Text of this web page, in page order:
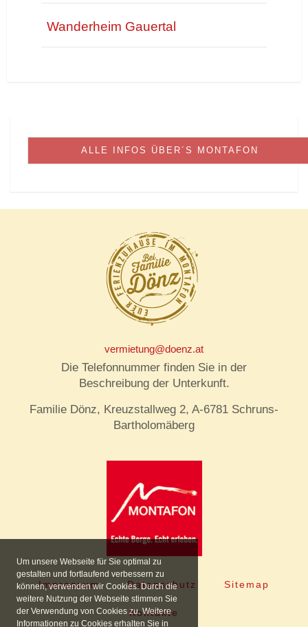
Um unsere Webseite für Sie optimal zu
gestalten und fortlaufend verbessern zu
können, verwenden wir Cookies. Durch die
weitere Nutzung der Webseite stimmen Sie
der Verwendung von Cookies zu. Weitere
Informationen zu Cookies erhalten Sie in
ALLE INFOS ÜBER´S MONTAFON
Wanderheim Gauertal
vermietung@doenz.at
Die Telefonnummer finden Sie in der
Beschreibung der Unterkunft.
Familie Dönz, Kreuzstallweg 2, A-6781 Schruns-
Bartholomäberg
Impressum Datenschutz Sitemap
Kontakte